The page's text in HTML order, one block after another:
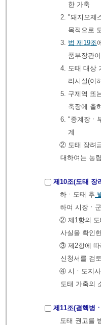
한 가축
2. "돼지오제
목적으로
3. 법 제19조
품부장관
4. 도태 대상
리시설(이
5. 구제역 또
축장에 출
6. "종계장ㆍ
계
② 도태 장려
대하여는 농
제10조(도태 장
하ㆍ도태 후
하여 시장ㆍ
② 제1항의 도
사실을 확인
③ 제2항에 따
신청서를 검
④ 시ㆍ도지사
도태 가축의
제11조(결핵병
도태 권고를